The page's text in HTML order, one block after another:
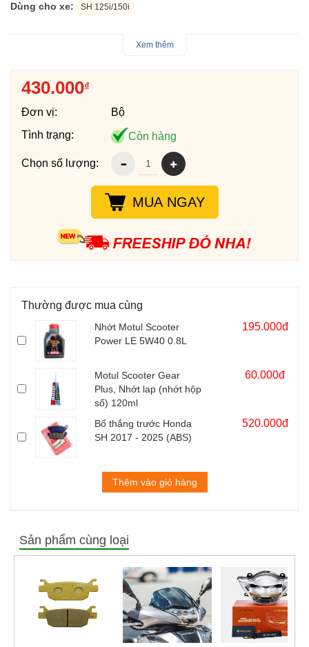
Dùng cho xe: SH 125i/150i
- Bố thắng đĩa sau Honda SH 125-150 có độ cứng vững cao,
- Chống bào mòn, không gây tiếng kêu.
cho mọi điều kiện vận hành của xe. Đặc biệt là xe di chuyển ở
các thành phố lớn, khi lên ga xuống ga và phanh nhiều nhiệt
sinh ra lớn dẫn đến má phanh đĩa bị mài mòn rất nhanh.
Xem thêm
430.000₫
Đơn vị:
Bộ
Tình trạng:
Còn hàng
Chọn số lượng:
MUA NGAY
Thường được mua cùng
Nhớt Motul Scooter
Power LE 5W40 0.8L
195.000đ
Motul Scooter Gear
Plus, Nhớt lap (nhớt hộp
số) 120ml
60.000đ
Bố thắng trước Honda
SH 2017 - 2025 (ABS)
520.000đ
Thêm vào giỏ hàng
Sản phẩm cùng loại